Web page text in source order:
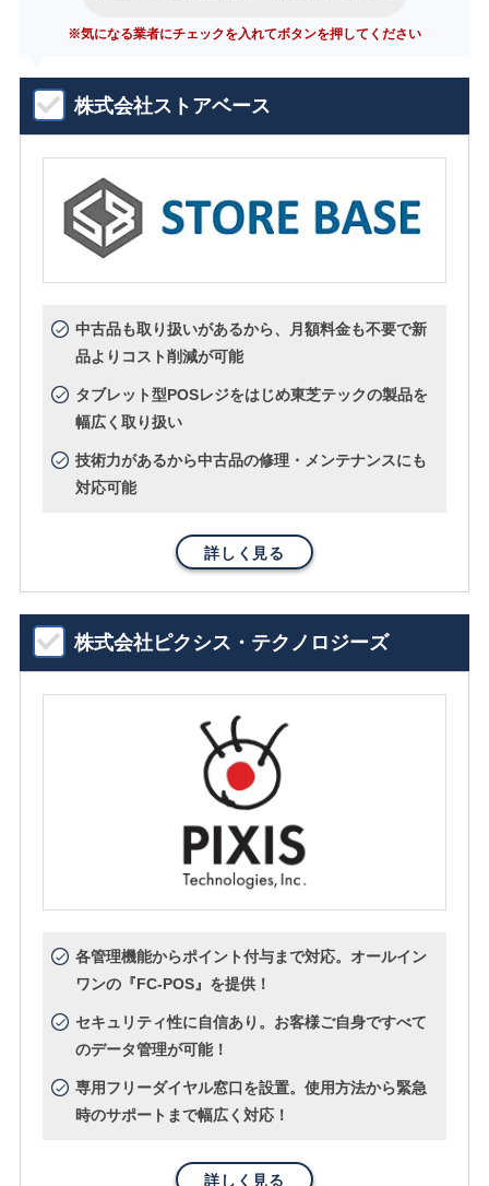
※気になる業者にチェックを入れてボタンを押してください
株式会社ストアベース
中古品も取り扱いがあるから、月額料金も不要で新
品よりコスト削減が可能
タブレット型POSレジをはじめ東芝テックの製品を
幅広く取り扱い
技術力があるから中古品の修理・メンテナンスにも
対応可能
詳しく見る
株式会社ピクシス・テクノロジーズ
各管理機能からポイント付与まで対応。オールイン
ワンの『FC-POS』を提供！
セキュリティ性に自信あり。お客様ご自身ですべて
のデータ管理が可能！
専用フリーダイヤル窓口を設置。使用方法から緊急
時のサポートまで幅広く対応！
詳しく見る